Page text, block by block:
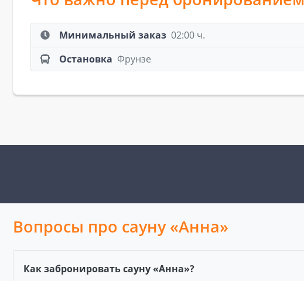
Минимальный заказ 02:00 ч.
Остановка Фрунзе
Вопросы про сауну «Анна»
Как забронировать сауну «Анна»?